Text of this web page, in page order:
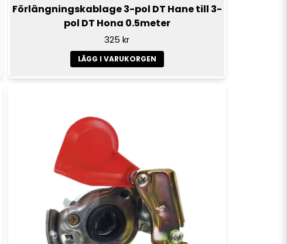
Förlängningskablage 3-pol DT Hane till 3-
pol DT Hona 0.5meter
325 kr
LÄGG I VARUKORGEN